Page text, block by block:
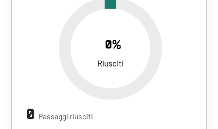
0%
Riusciti
0 Passaggi riusciti